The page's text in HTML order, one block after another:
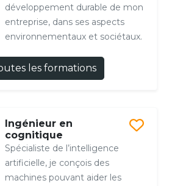
développement durable de mon
entreprise, dans ses aspects
environnementaux et sociétaux.
les formations
Ingénieur en
cognitique
Spécialiste de l’intelligence
artificielle, je conçois des
machines pouvant aider les